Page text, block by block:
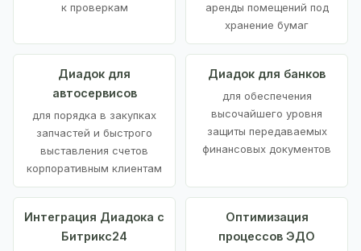
к проверкам
аренды помещений под
хранение бумаг
Диадок для
автосервисов
для порядка в закупках
запчастей и быстрого
выставления счетов
корпоративным клиентам
Диадок для банков
для обеспечения
высочайшего уровня
защиты передаваемых
финансовых документов
Интеграция Диадока с
Битрикс24
Оптимизация
процессов ЭДО